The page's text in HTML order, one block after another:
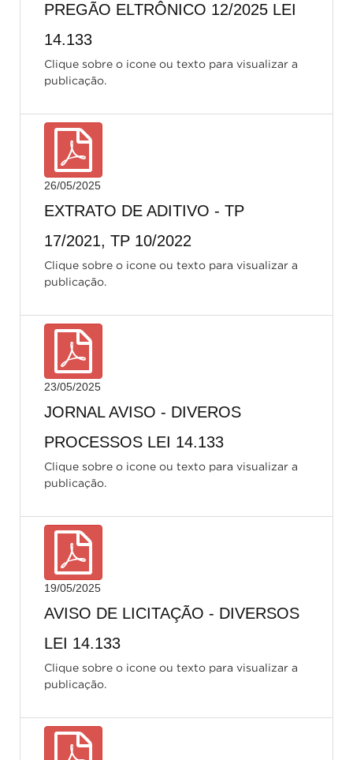
PREGÃO ELTRÔNICO 12/2025 LEI
14.133
Clique sobre o icone ou texto para visualizar a
publicação.
26/05/2025
EXTRATO DE ADITIVO - TP
17/2021, TP 10/2022
Clique sobre o icone ou texto para visualizar a
publicação.
23/05/2025
JORNAL AVISO - DIVEROS
PROCESSOS LEI 14.133
Clique sobre o icone ou texto para visualizar a
publicação.
19/05/2025
AVISO DE LICITAÇÃO - DIVERSOS
LEI 14.133
Clique sobre o icone ou texto para visualizar a
publicação.